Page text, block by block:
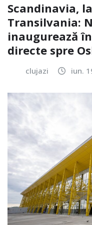
Scandinavia,
Transilvania:
inaugurează
directe spre
clujazi iun.